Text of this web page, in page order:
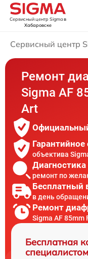
Сервисный центр Sigmaв
Хабаровске
Сервисный центр
Ремонт
Sigma AF
Art
объектива
ремонт по
Бесплатный
в день
Ремонт
Sigma AF 85mm
Бесплатная
специалистом